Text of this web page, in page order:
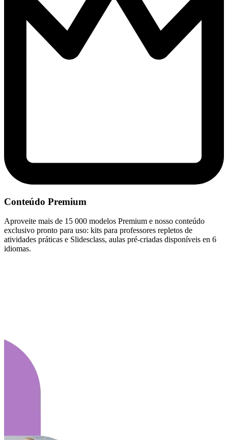
Conteúdo Premium
Aproveite mais de 15 000 modelos Premium e nosso conteúdo
exclusivo pronto para uso: kits para professores repletos de
atividades práticas e Slidesclass, aulas pré-criadas disponíveis en 6
idiomas.